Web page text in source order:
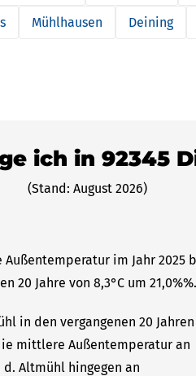
Mühlhausen Deining
ich in 92345
(Stand: August 2026)
im Jahr 2025
20 Jahre von 8,3°C um 21,0%%.
in den vergangenen 20 Jahren
mittlere Außentemperatur an
d. Altmühl hingegen an